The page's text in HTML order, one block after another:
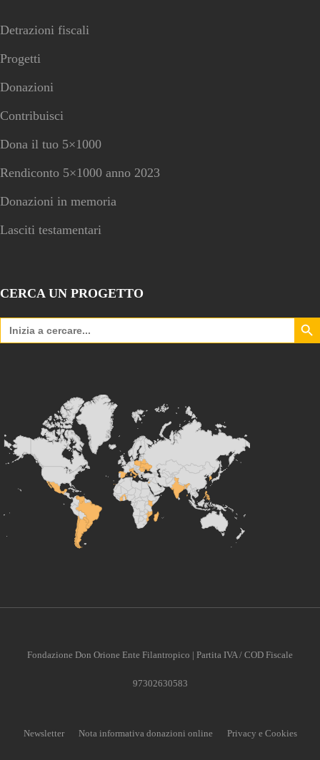
Detrazioni fiscali
Progetti
Donazioni
Contribuisci
Dona il tuo 5×1000
Rendiconto 5×1000 anno 2023
Donazioni in memoria
Lasciti testamentari
CERCA UN PROGETTO
Search
for:
Search
Fondazione Don Orione Ente Filantropico | Partita IVA / COD Fiscale
97302630583
Newsletter Nota informativa donazioni online Privacy e Cookies